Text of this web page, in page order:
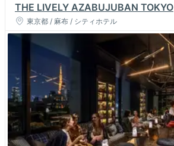
THE LIVELY AZABUJUBAN TOKYO
東京都 / 麻布 / シティホテル